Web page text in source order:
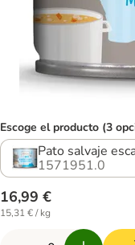
Escoge el producto (3
Pato salvaje
1571951.0
16,99 €
15,31 € / kg